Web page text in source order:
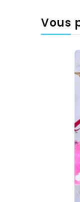
Vous